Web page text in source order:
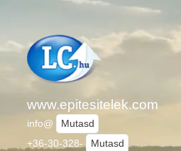
www.epitesitelek.com
info@
Mutasd
+36-30-328-
Mutasd